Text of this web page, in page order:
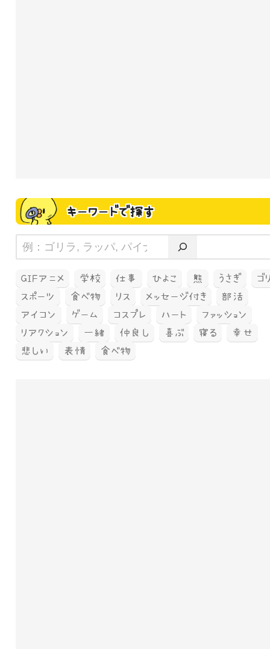
キーワードで探す
GIFアニメ 学校 仕事 ひよこ 熊 うさぎ
ゴ
スポーツ
食べ物 リス メッセージ付き
部活
アイコン
ゲーム コスプレ ハート
ファッション
リアクション
一緒 仲良し 喜ぶ 寝る
幸せ
悲しい
表情 食べ物